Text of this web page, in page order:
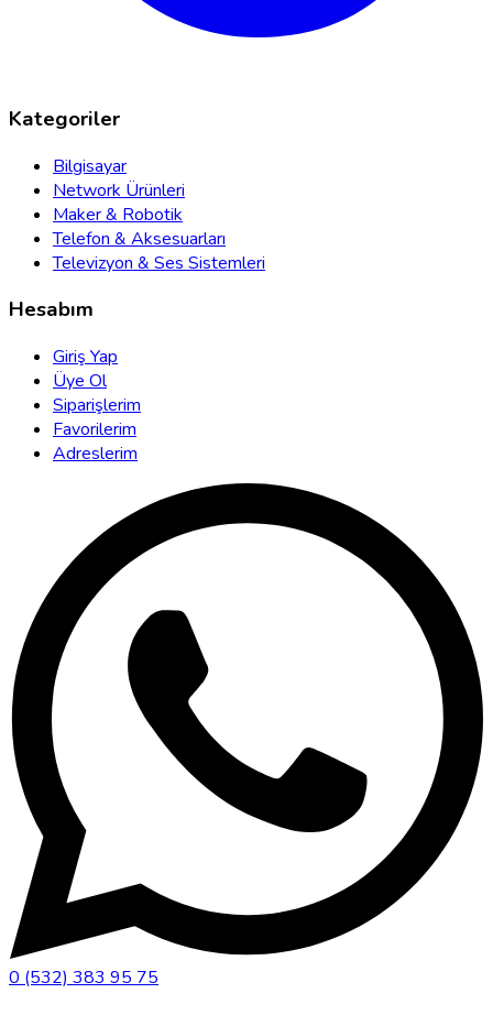
Kategoriler
Bilgisayar
Network Ürünleri
Maker & Robotik
Telefon & Aksesuarları
Televizyon & Ses Sistemleri
Hesabım
Giriş Yap
Üye Ol
Siparişlerim
Favorilerim
Adreslerim
0 (532) 383 95 75